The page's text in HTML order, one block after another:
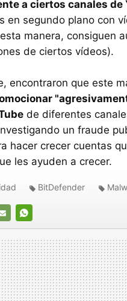
a ciertos canales de
en segundo plano con
manera, consiguen
de ciertos vídeos).
encontraron que este
de diferentes
un fraude
hacer crecer cuentas
les ayuden a crecer.
WHATSAPP
BitDefender